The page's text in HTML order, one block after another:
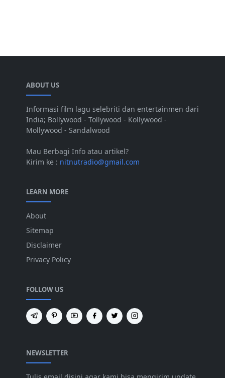
ABOUT US
Informasi film lagu selebriti dan entertainmen dari
India; Bollywood - Tollywood - Kollywood -
Mollywood - Sandalwood
Mau Berbagi Info atau artikel?
Kirim ke : nitnutradio@gmail.com
LEARN MORE
About
Sitemap
Disclaimer
Privacy Policy
FOLLOW US
NEWSLETTER